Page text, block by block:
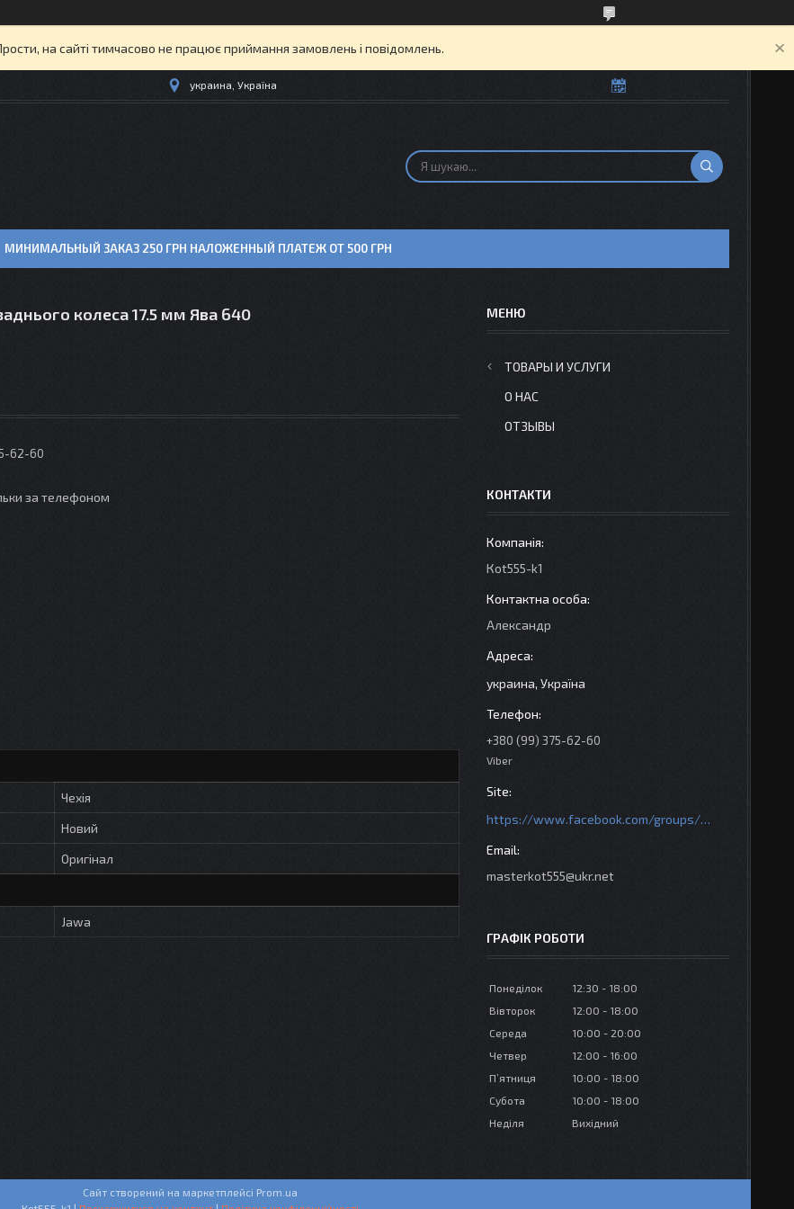
на сайті тимчасово не працює приймання замовлень і повідомлень.
украина, Україна
МИНИМАЛЬНЫЙ ЗАКАЗ 250 ГРН НАЛОЖЕННЫЙ ПЛАТЕЖ ОТ 500 ГРН
колеса 17.5 мм Ява 640
62-60
за телефоном
Чехія
Новий
Оригінал
Jawa
ТОВАРЫ И УСЛУГИ
О НАС
ОТЗЫВЫ
КОНТАКТИ
Кot555-k1
Александр
украина, Україна
+380 (99) 375-62-60
Viber
https://www.facebook.com/groups/httpsmotoshara.net
masterkot555@ukr.net
ГРАФІК РОБОТИ
Понеділок 12:30
18:00
Вівторок
12:00
18:00
Середа
10:00
20:00
Четвер
12:00
16:00
Пʼятниця
10:00
18:00
Субота
10:00
18:00
Неділя
Вихідний
Сайт створений на маркетплейсі Prom.ua